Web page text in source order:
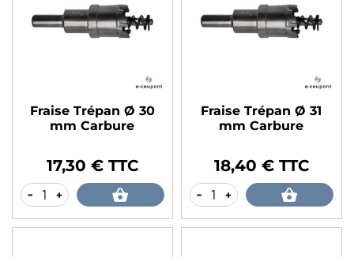
Fraise Trépan Ø 30
mm Carbure
17,30 € TTC
- +
Fraise Trépan Ø 31
mm Carbure
18,40 € TTC
- +